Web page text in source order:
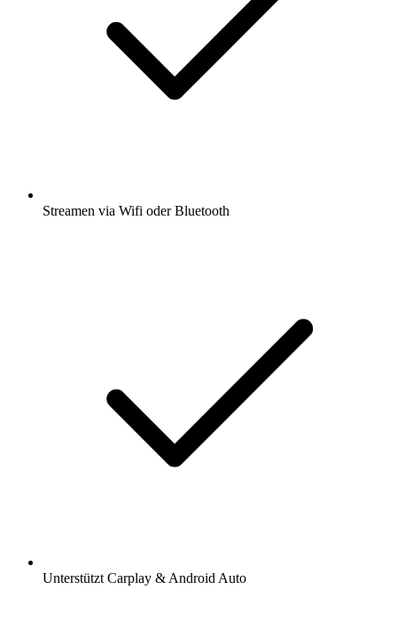
Streamen via Wifi oder Bluetooth
Unterstützt Carplay & Android Auto